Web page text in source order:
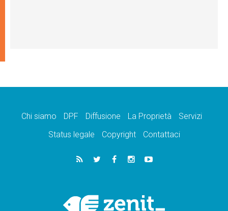
Chi siamo DPF Diffusione La Proprietà
Servizi
Status legale
Copyright Contattaci